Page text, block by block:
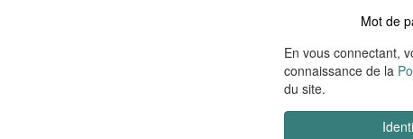
Mot de
En vous connectant,
connaissance de la
du site.